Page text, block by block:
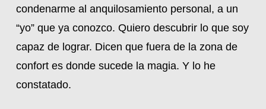
condenarme al anquilosamiento personal, a un
“yo” que ya conozco. Quiero descubrir lo que soy
capaz de lograr. Dicen que fuera de la zona de
confort es donde sucede la magia. Y lo he
constatado.